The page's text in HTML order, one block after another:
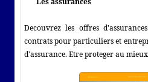
Decouvrez les offres
contrats pour particuliers et
d'assurance. Etre proteger au